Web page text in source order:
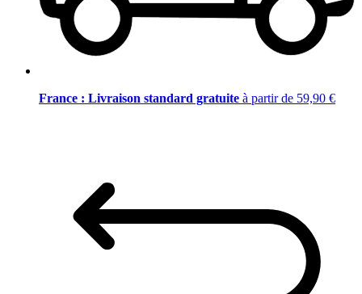
France : Livraison standard gratuite à partir de 59,90 €